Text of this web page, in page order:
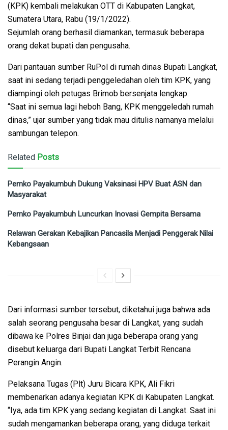
(KPK) kembali melakukan OTT di Kabupaten Langkat,
Sumatera Utara, Rabu (19/1/2022).
Sejumlah orang berhasil diamankan, termasuk beberapa
orang dekat bupati dan pengusaha.
Dari pantauan sumber RuPol di rumah dinas Bupati Langkat,
saat ini sedang terjadi penggeledahan oleh tim KPK, yang
diampingi oleh petugas Brimob bersenjata lengkap.
“Saat ini semua lagi heboh Bang, KPK menggeledah rumah
dinas,” ujar sumber yang tidak mau ditulis namanya melalui
sambungan telepon.
Related Posts
Pemko Payakumbuh Dukung Vaksinasi HPV Buat ASN dan
Masyarakat
Pemko Payakumbuh Luncurkan Inovasi Gempita Bersama
Relawan Gerakan Kebajikan Pancasila Menjadi Penggerak Nilai
Kebangsaan
Dari informasi sumber tersebut, diketahui juga bahwa ada
salah seorang pengusaha besar di Langkat, yang sudah
dibawa ke Polres Binjai dan juga beberapa orang yang
disebut keluarga dari Bupati Langkat Terbit Rencana
Perangin Angin.
Pelaksana Tugas (Plt) Juru Bicara KPK, Ali Fikri
membenarkan adanya kegiatan KPK di Kabupaten Langkat.
“Iya, ada tim KPK yang sedang kegiatan di Langkat. Saat ini
sudah mengamankan beberapa orang, yang diduga terkait